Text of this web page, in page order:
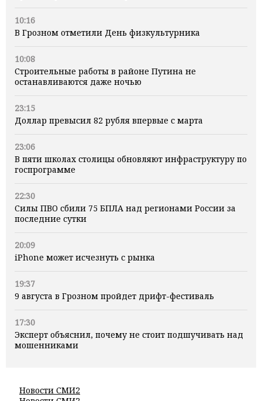
10:16
В Грозном отметили День физкультурника
10:08
Строительные работы в районе Путина не
останавливаются даже ночью
23:15
Доллар превысил 82 рубля впервые с марта
23:06
В пяти школах столицы обновляют инфраструктуру по
госпрограмме
22:30
Силы ПВО сбили 75 БПЛА над регионами России за
последние сутки
20:09
iPhone может исчезнуть с рынка
19:37
9 августа в Грозном пройдет дрифт-фестиваль
17:30
Эксперт объяснил, почему не стоит подшучивать над
мошенниками
Новости СМИ2